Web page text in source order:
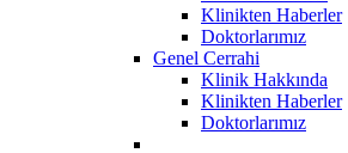
Klinikten Haberler
Doktorlarımız
Genel Cerrahi
Klinik Hakkında
Klinikten Haberler
Doktorlarımız